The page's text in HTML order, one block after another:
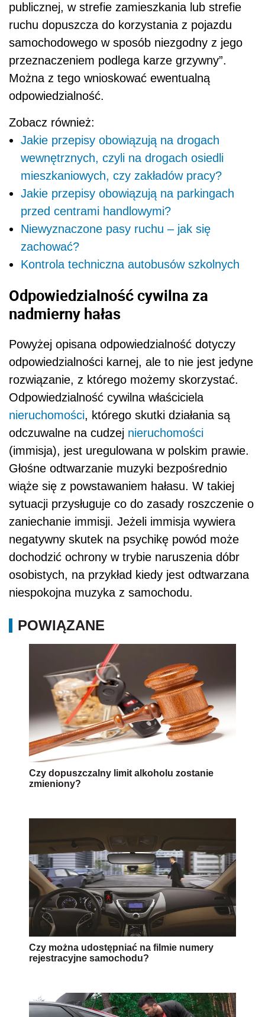
publicznej, w strefie zamieszkania lub strefie
ruchu dopuszcza do korzystania z pojazdu
samochodowego w sposób niezgodny z jego
przeznaczeniem podlega karze grzywny”.
Można z tego wnioskować ewentualną
odpowiedzialność.
Zobacz również:
Jakie przepisy obowiązują na drogach
wewnętrznych, czyli na drogach osiedli
mieszkaniowych, czy zakładów pracy?
Jakie przepisy obowiązują na parkingach
przed centrami handlowymi?
Niewyznaczone pasy ruchu – jak się
zachować?
Kontrola techniczna autobusów szkolnych
Odpowiedzialność cywilna za
nadmierny hałas
Powyżej opisana odpowiedzialność dotyczy
odpowiedzialności karnej, ale to nie jest jedyne
rozwiązanie, z którego możemy skorzystać.
Odpowiedzialność cywilna właściciela
nieruchomości, którego skutki działania są
odczuwalne na cudzej nieruchomości
(immisja), jest uregulowana w polskim prawie.
Głośne odtwarzanie muzyki bezpośrednio
wiąże się z powstawaniem hałasu. W takiej
sytuacji przysługuje co do zasady roszczenie o
zaniechanie immisji. Jeżeli immisja wywiera
negatywny skutek na psychikę powód może
dochodzić ochrony w trybie naruszenia dóbr
osobistych, na przykład kiedy jest odtwarzana
niespokojna muzyka z samochodu.
POWIĄZANE
Czy dopuszczalny limit alkoholu zostanie
zmieniony?
Czy można udostępniać na filmie numery
rejestracyjne samochodu?